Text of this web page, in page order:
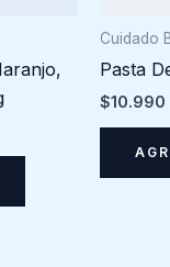
Cuidado
Pasta
$10.990